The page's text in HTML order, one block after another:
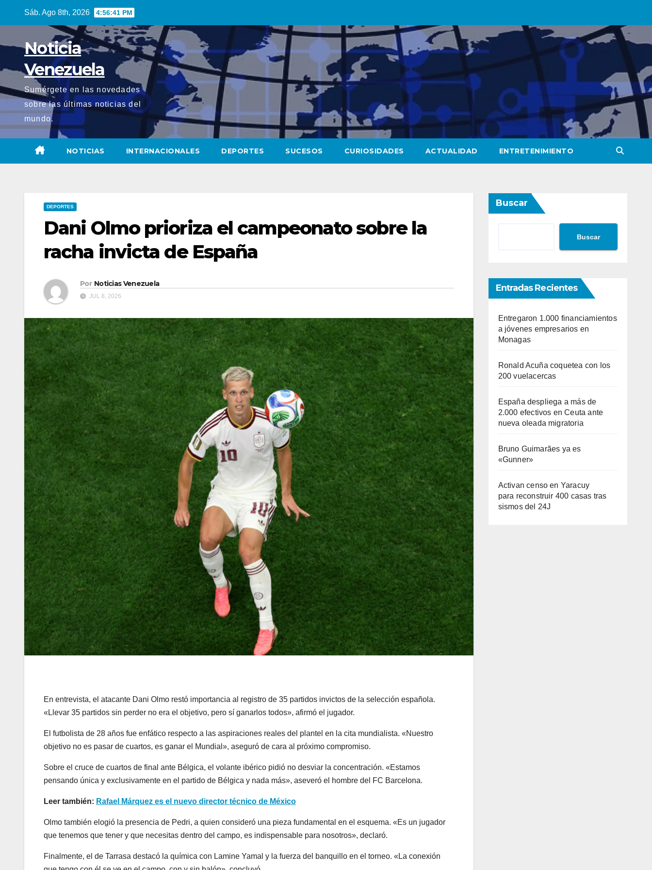
Sáb. Ago 8th, 2026 4:56:43 PM
Noticia
Venezuela
Sumérgete en las novedades
sobre las últimas noticias del
mundo.
NOTICIAS INTERNACIONALES DEPORTES SUCESOS CURIOSIDADES ACTUALIDAD ENTRETENIMIENTO
DEPORTES
Dani Olmo prioriza el campeonato sobre la
racha invicta de España
Por Noticias Venezuela
JUL 8, 2026
En entrevista, el atacante Dani Olmo restó importancia al registro de 35 partidos invictos de la selección española.
«Llevar 35 partidos sin perder no era el objetivo, pero sí ganarlos todos», afirmó el jugador.
El futbolista de 28 años fue enfático respecto a las aspiraciones reales del plantel en la cita mundialista. «Nuestro
objetivo no es pasar de cuartos, es ganar el Mundial», aseguró de cara al próximo compromiso.
Sobre el cruce de cuartos de final ante Bélgica, el volante ibérico pidió no desviar la concentración. «Estamos
pensando única y exclusivamente en el partido de Bélgica y nada más», aseveró el hombre del FC Barcelona.
Leer también: Rafael Márquez es el nuevo director técnico de México
Olmo también elogió la presencia de Pedri, a quien consideró una pieza fundamental en el esquema. «Es un jugador
que tenemos que tener y que necesitas dentro del campo, es indispensable para nosotros», declaró.
Finalmente, el de Tarrasa destacó la química con Lamine Yamal y la fuerza del banquillo en el torneo. «La conexión
Buscar
Buscar
Entradas Recientes
Entregaron 1.000 financiamientos
a jóvenes empresarios en
Monagas
Ronald Acuña coquetea con los
200 vuelacercas
España despliega a más de
2.000 efectivos en Ceuta ante
nueva oleada migratoria
Bruno Guimarães ya es
«Gunner»
Activan censo en Yaracuy
para reconstruir 400 casas tras
sismos del 24J